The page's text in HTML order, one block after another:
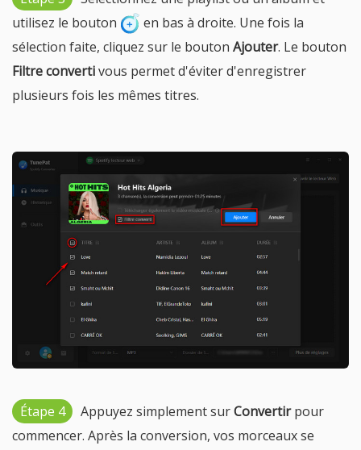
utilisez le bouton
en bas à droite. Une fois la
sélection faite, cliquez sur le bouton Ajouter. Le bouton
Filtre convertivous permet d'éviter d'enregistrer
plusieurs fois les mêmes titres.
Étape 4 Appuyez simplement surConvertirpour
commencer. Après la conversion, vos morceaux se